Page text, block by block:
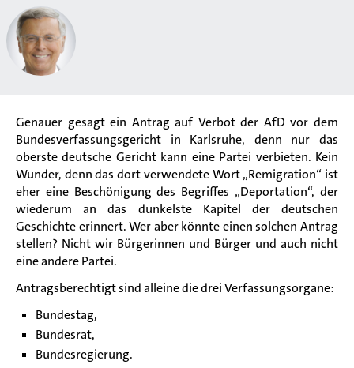
Genauer gesagt ein Antrag auf Verbot der AfD vor dem
Bundesverfassungsgericht in Karlsruhe, denn nur das
oberste deutsche Gericht kann eine Partei verbieten. Kein
Wunder, denn das dort verwendete Wort „Remigration“ ist
eher eine Beschönigung des Begriffes „Deportation“, der
wiederum an das dunkelste Kapitel der deutschen
Geschichte erinnert.Wer aber könnte einen solchen Antrag
stellen? Nicht wir Bürgerinnen und Bürger und auch nicht
eine andere Partei.
Antragsberechtigt sind alleine die drei Verfassungsorgane:
Bundestag,
Bundesrat,
Bundesregierung.